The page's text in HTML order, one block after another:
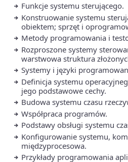
Funkcje systemu sterującego.
Konstruowanie systemu
obiektem; sprzęt i
Metody programowania i
Rozproszone systemy
warstwowa struktura
Systemy i języki
Definicja systemu
jego podstawowe cechy.
Budowa systemu czasu
Współpraca programów.
Podstawy obsługi systemu
Konfigurowanie systemu,
międzyprocesowa.
Przykłady programowania